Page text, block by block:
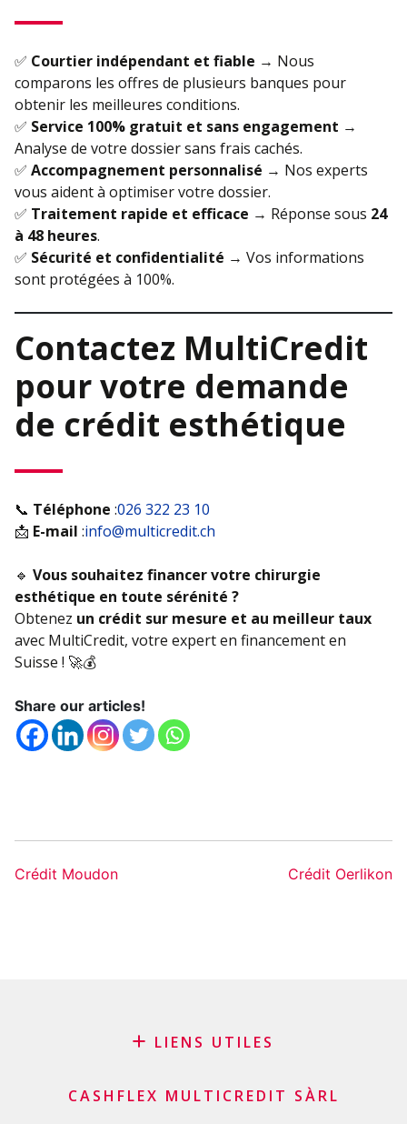
✅ Courtier indépendant et fiable → Nous
comparons les offres de plusieurs banques pour
obtenir les meilleures conditions.
✅ Service 100% gratuit et sans engagement →
Analyse de votre dossier sans frais cachés.
✅ Accompagnement personnalisé → Nos experts
vous aident à optimiser votre dossier.
✅ Traitement rapide et efficace → Réponse sous 24
à 48 heures.
✅ Sécurité et confidentialité → Vos informations
sont protégées à 100%.
Contactez MultiCredit
pour votre demande
de crédit esthétique
📞 Téléphone :026 322 23 10
📩 E-mail :info@multicredit.ch
🔹 Vous souhaitez financer votre chirurgie
esthétique en toute sérénité ?
Obtenez un crédit sur mesure et au meilleur taux
avec MultiCredit, votre expert en financement en
Suisse ! 🚀💰
Share our articles!
Crédit Moudon Crédit Oerlikon
LIENS UTILES
CASHFLEX MULTICREDIT SÀRL